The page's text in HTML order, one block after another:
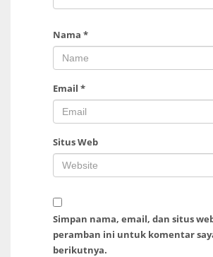
Nama *
Email *
Situs Web
Simpan nama, email, dan situs
peramban ini untuk komentar
berikutnya.